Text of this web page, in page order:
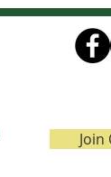
Join